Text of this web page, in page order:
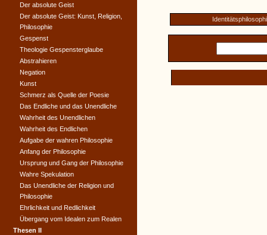
Der absolute Geist
Der absolute Geist: Kunst, Religion,
Philosophie
Gespenst
Theologie Gespensterglaube
Abstrahieren
Negation
Kunst
Schmerz als Quelle der Poesie
Das Endliche und das Unendliche
Wahrheit des Unendlichen
Wahrheit des Endlichen
Aufgabe der wahren Philosophie
Anfang der Philosophie
Ursprung und Gang der Philosophie
Wahre Spekulation
Das Unendliche der Religion und
Philosophie
Ehrlichkeit und Redlichkeit
Übergang vom Idealen zum Realen
Thesen II